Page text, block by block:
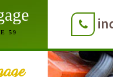
59